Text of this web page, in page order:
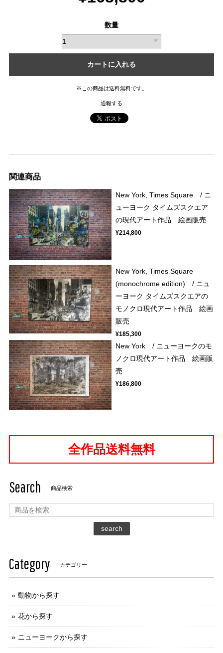
数量
カートに入れる
※この商品は送料無料です。
通報する
関連商品
New York, Times Square / ニ
ューヨーク タイムズスクエア
の現代アート作品 絵画販売
¥214,800
New York, Times Square
(monochrome edition) / ニュ
ーヨーク タイムズスクエアの
モノクロ現代アート作品 絵画
販売
¥185,300
New York / ニューヨークのモ
ノクロ現代アート作品 絵画販
売
¥186,800
全作品送料無料
Search 商品検索
search
Category カテゴリー
動物から探す
花から探す
ニューヨークから探す